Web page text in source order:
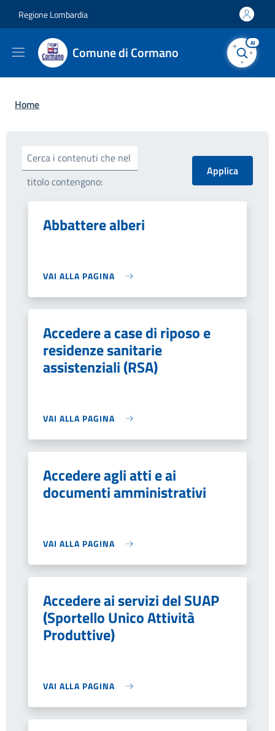
Regione Lombardia
Comune di Cormano
AI
Briciole di pane
Home
Cerca i contenuti che nel
titolo contengono:
Abbattere alberi
VAI ALLA PAGINA
Accedere a case di riposo e
residenze sanitarie
assistenziali (RSA)
VAI ALLA PAGINA
Accedere agli atti e ai
documenti amministrativi
VAI ALLA PAGINA
Accedere ai servizi del SUAP
(Sportello Unico Attività
Produttive)
VAI ALLA PAGINA